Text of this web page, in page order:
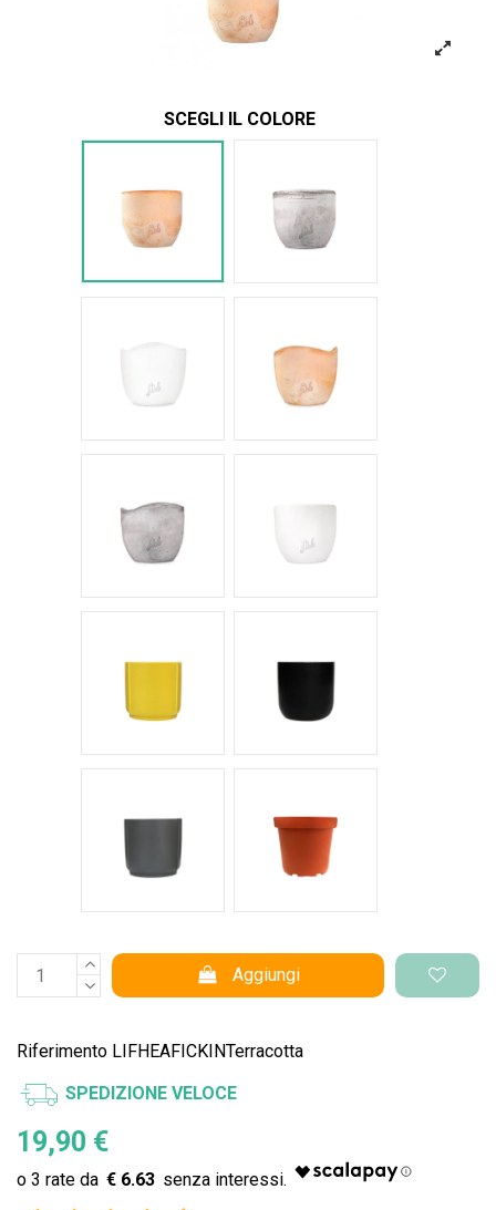
SCEGLI IL COLORE
Aggiungi
Riferimento LIFHEAFICKINTerracotta
SPEDIZIONE VELOCE
19,90 €
€ 6.63